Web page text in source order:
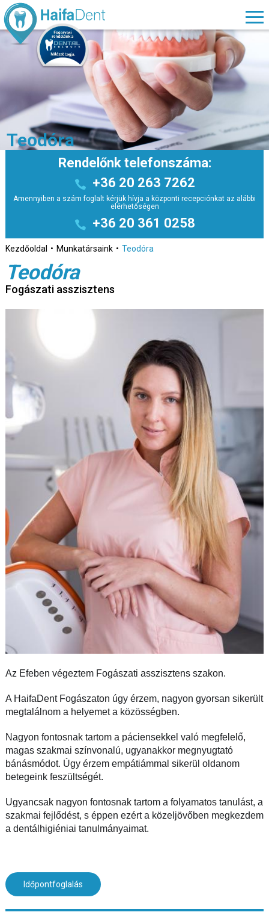
Teodóra
Rendelőnk telefonszáma:
+36 20 263 7262
Amennyiben a szám foglalt kérjük hívja a központi recepciónkat az alábbi
elérhetőségen
+36 20 361 0258
Kezdőoldal Munkatársaink Teodóra
Teodóra
Fogászati asszisztens
Az Efeben végeztem Fogászati asszisztens szakon.
A HaifaDent Fogászaton úgy érzem, nagyon gyorsan sikerült
megtalálnom a helyemet a közösségben.
Nagyon fontosnak tartom a páciensekkel való megfelelő,
magas szakmai színvonalú, ugyanakkor megnyugtató
bánásmódot. Úgy érzem empátiámmal sikerül oldanom
betegeink feszültségét.
Ugyancsak nagyon fontosnak tartom a folyamatos tanulást, a
szakmai fejlődést, s éppen ezért a közeljövőben megkezdem
a dentálhigiéniai tanulmányaimat.
Időpontfoglalás